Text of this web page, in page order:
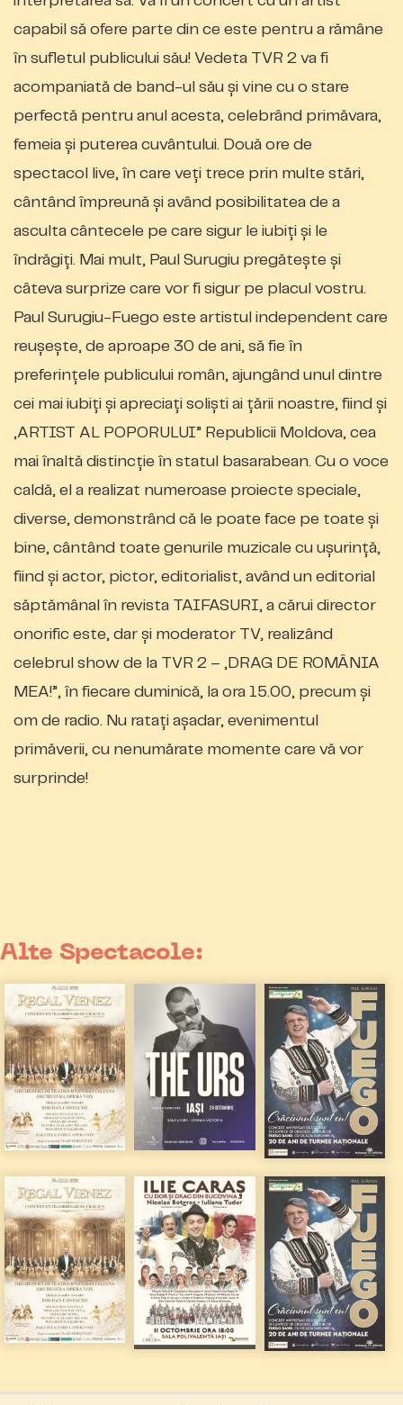
capabil să ofere parte din ce este pentru a rămâne
în sufletul publicului său! Vedeta TVR 2 va fi
acompaniată de band-ul său și vine cu o stare
perfectă pentru anul acesta, celebrând primăvara,
femeia și puterea cuvântului. Două ore de
spectacol live, în care veți trece prin multe stări,
cântând împreună și având posibilitatea de a
asculta cântecele pe care sigur le iubiți și le
îndrăgiți. Mai mult, Paul Surugiu pregătește și
câteva surprize care vor fi sigur pe placul vostru.
Paul Surugiu-Fuego este artistul independent care
reușește, de aproape 30 de ani, să fie în
preferințele publicului român, ajungând unul dintre
cei mai iubiți și apreciați soliști ai țării noastre, fiind și
„ARTIST AL POPORULUI” Republicii Moldova, cea
mai înaltă distincție în statul basarabean. Cu o voce
caldă, el a realizat numeroase proiecte speciale,
diverse, demonstrând că le poate face pe toate și
bine, cântând toate genurile muzicale cu ușurință,
fiind și actor, pictor, editorialist, având un editorial
săptămânal în revista TAIFASURI, a cărui director
onorific este, dar și moderator TV, realizând
celebrul show de la TVR 2 – „DRAG DE ROMÂNIA
MEA!”, în fiecare duminică, la ora 15.00, precum și
om de radio. Nu ratați așadar, evenimentul
primăverii, cu nenumărate momente care vă vor
surprinde!
Alte Spectacole: